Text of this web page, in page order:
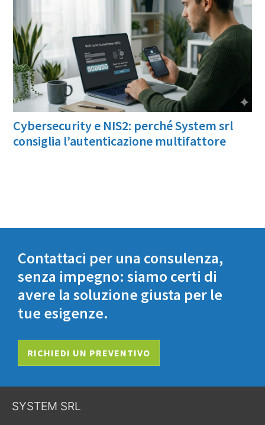
Cybersecurity e NIS2: perché System srl
consiglia l’autenticazione multifattore
Contattaci per una consulenza,
senza impegno: siamo certi di
avere la soluzione giusta per le
tue esigenze.
RICHIEDI UN PREVENTIVO
SYSTEM SRL